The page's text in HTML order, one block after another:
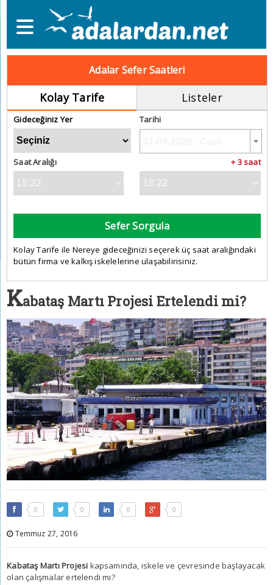
Adalar Sefer Saatleri
Kolay Tarife Listeler
Gideceğiniz Yer Tarihi
Saat Aralığı + 3 saat
Sefer Sorgula
Kolay Tarife ile Nereye gideceğinizi seçerek üç saat aralığındaki
bütün firma ve kalkış iskelelerine ulaşabilirisiniz.
Kabataş Martı Projesi Ertelendi mi?
0 0 0 0
Temmuz 27, 2016
Kabataş Martı Projesi kapsamında, iskele ve çevresinde başlayacak
olan çalışmalar ertelendi mi?